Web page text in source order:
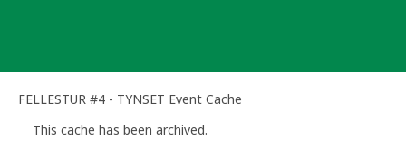
FELLESTUR #4 - TYNSET Event Cache
This cache has been archived.